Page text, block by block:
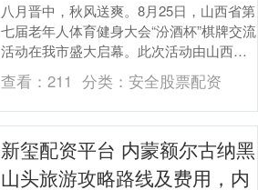
八月晋中，秋风送爽。8月25日，山西省第
七届老年人体育健身大会“汾酒杯”棋牌交流
活动在我市盛大启幕。此次活动由山西省
体育局、山西省委老干部局、山西省体育
总会、山....
查看：211 分类： 安全股票配资
新玺配资平台 内蒙额尔古纳黑
山头旅游攻略路线及费用，内